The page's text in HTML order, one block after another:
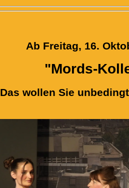
Ab Freitag, 16.
"Mords-
Das wollen Sie